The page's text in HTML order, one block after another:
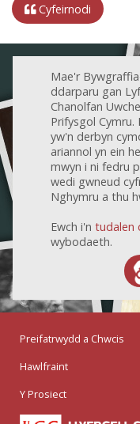
Cyfeirnodi
Mae'r
ddarparu gan
Chanolfan
Prifysgol
yw'n derbyn
ariannol yn ein
mwyn i ni fedru
wedi gwneud
Nghymru a thu
Ewch i'n tudalen
wybodaeth.
Preifatrwydd a Chwcis
Hawlfraint
Y Prosiect